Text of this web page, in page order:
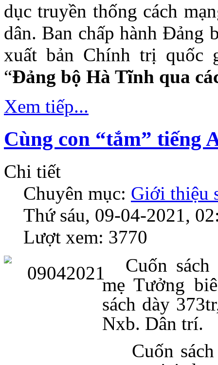
dục truyền thống cách
dân. Ban chấp hành
xuất bản Chính trị quốc
“Đảng bộ Hà Tĩnh qua
Xem tiếp...
Cùng con “tắm” tiếng
Chi tiết
Chuyên mục: Giới thiệu
Thứ sáu, 09-04-2021,
Lượt xem: 3770
Cuốn sách
mẹ Tưởng
sách dày
Nxb. Dân trí.
Cuốn